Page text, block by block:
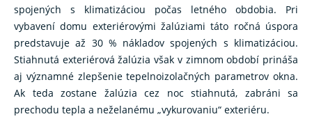
spojených s klimatizáciou počas letného obdobia. Pri
vybavení domu exteriérovými žalúziami táto ročná úspora
predstavuje až 30 % nákladov spojených s klimatizáciou.
Stiahnutá exteriérová žalúzia však v zimnom období prináša
aj významné zlepšenie tepelnoizolačných parametrov okna.
Ak teda zostane žalúzia cez noc stiahnutá, zabráni sa
prechodu tepla a neželanému „vykurovaniu“ exteriéru.